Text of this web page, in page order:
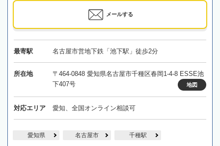
メールする
最寄駅 名古屋市営地下鉄「池下駅」徒歩2分
所在地
〒464-0848 愛知県名古屋市千種区春岡1-4-8 ESSE池
下407号
地図
対応エリア 愛知、全国オンライン相談可
愛知県 名古屋市 千種駅